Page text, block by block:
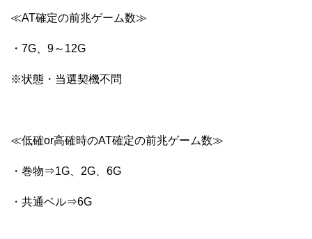
≪AT確定の前兆ゲーム数≫
・7G、9～12G
※状態・当選契機不問
≪低確or高確時のAT確定の前兆ゲーム数≫
・巻物⇒1G、2G、6G
・共通ベル⇒6G